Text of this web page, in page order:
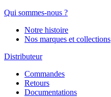
Qui sommes-nous ?
Notre histoire
Nos marques et collections
Distributeur
Commandes
Retours
Documentations